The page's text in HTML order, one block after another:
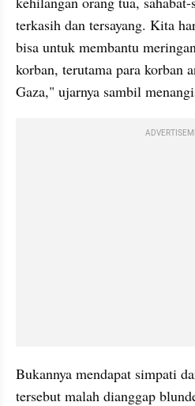
terkasih dan tersayang. Kita
bisa untuk membantu
korban, terutama para korban
Gaza," ujarnya sambil
Bukannya mendapat simpati
tersebut malah dianggap